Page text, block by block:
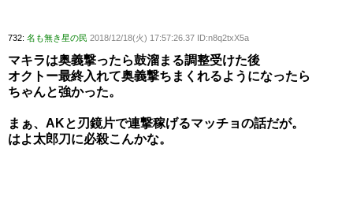
732: 名も無き星の民 2018/12/18(火) 17:57:26.37 ID:n8q2txX5a
マキラは奥義撃ったら鼓溜まる調整受けた後
オクトー最終入れて奥義撃ちまくれるようになったら
ちゃんと強かった。
まぁ、AKと刃鏡片で連撃稼げるマッチョの話だが。
はよ太郎刀に必殺こんかな。